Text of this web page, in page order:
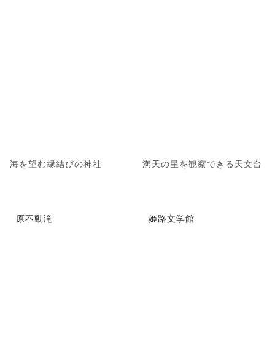
海を望む縁結びの神社 満天の星を観察できる天文台
原不動滝 姫路文学館